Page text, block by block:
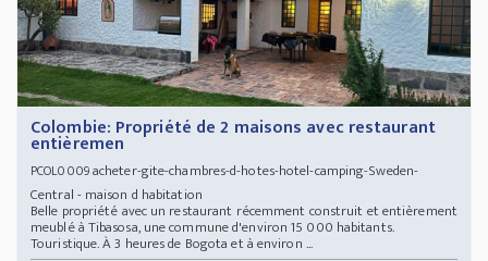
Colombie: Propriété de 2 maisons avec restaurant
entièremen
PCOL0009acheter-gite-chambres-d-hotes-hotel-camping-Sweden-
Central - maison d habitation
Belle propriété avec un restaurant récemment construit et entièrement
meublé à Tibasosa, une commune d'environ 15 000 habitants.
Touristique. À 3 heures de Bogota et à environ ...